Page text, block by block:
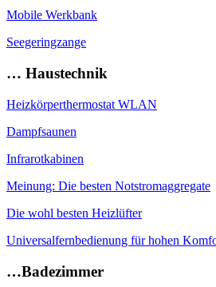
Mobile Werkbank
Seegeringzange
… Haustechnik
Heizkörperthermostat WLAN
Dampfsaunen
Infrarotkabinen
Meinung: Die besten Notstromaggregate
Die wohl besten Heizlüfter
Universalfernbedienung für hohen
…Badezimmer